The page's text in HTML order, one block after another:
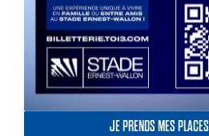
JE PRENDS MES PLACES
5 mars 2025